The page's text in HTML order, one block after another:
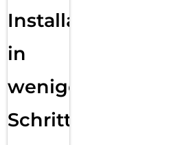
Installation
in
wenigen
Schritten